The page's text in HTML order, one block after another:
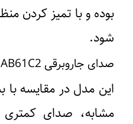
بوده و با تمیز کردن
‌شود.
صدای جاروبرقی AB61C2 چقدر است؟
این مدل در مقایسه با
مشابه، صدای کمتری